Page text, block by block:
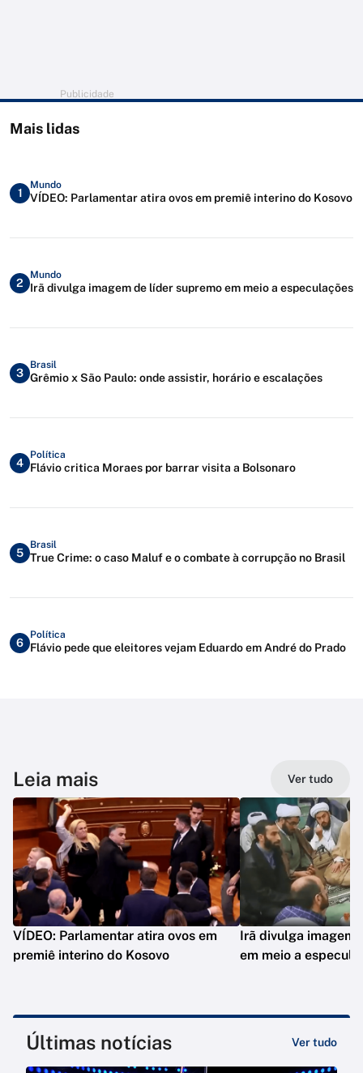
Publicidade
Mais lidas
1
Mundo
VÍDEO: Parlamentar atira ovos em premiê interino do Kosovo
2
Mundo
Irã divulga imagem de líder supremo em meio a especulações
3
Brasil
Grêmio x São Paulo: onde assistir, horário e escalações
4
Política
Flávio critica Moraes por barrar visita a Bolsonaro
5
Brasil
True Crime: o caso Maluf e o combate à corrupção no Brasil
6
Política
Flávio pede que eleitores vejam Eduardo em André do Prado
Leia mais Ver tudo
VÍDEO: Parlamentar atira ovos em
premiê interino do Kosovo
Irã divulga imagem
em meio a
Últimas notícias Ver tudo